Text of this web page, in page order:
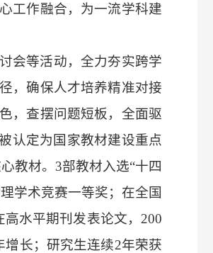
工作融合，为一流学科建
会等活动，全力夯实跨学
，确保人才培养精准对接
，查摆问题短板，全面驱
认定为国家教材建设重点
教材。3部教材入选“十四
学术竞赛一等奖；在全国
水平期刊发表论文，200
长；研究生连续2年荣获